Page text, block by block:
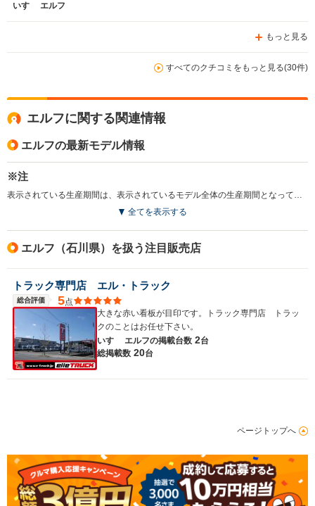
いすゞ エルフ
もっと見る
すべてのクチコミをもっと見る(30件)
エルフに関する関連情報
エルフの最新モデル情報
※注
表示されている生産期間は、表示されているモデル全体の生産期間となっています。（2009.12）
全てを表示する
エルフ（石川県）を扱う注目販売店
トラック専門店 エル・トラック
総合評価 5点
大きな赤い看板が目印です。トラック専門店 トラッ
クのことはお任せ下さい。
いすゞ エルフの掲載台数 2台
総掲載数 20台
ページトップへ